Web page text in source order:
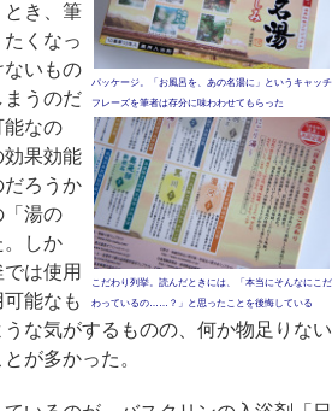
パッケージ。「お風呂を、あの名湯に」というキャッチ
フレーズを筆者は存分に味わわせてもらった
こだわり列挙。読んだときには、「本当にそんなにこだ
わっているの……？」と思ったことを後悔している
とき、筆
くなっ
ないもの
うのだ
能なの
効果効能
ろうか
「湯の
。しか
は使用
能なも
な気がするものの、何か物足りない
が多かった。